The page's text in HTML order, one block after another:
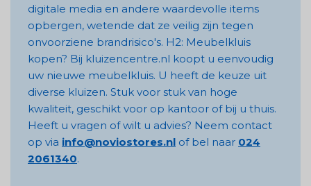
digitale media en andere waardevolle items
opbergen, wetende dat ze veilig zijn tegen
onvoorziene brandrisico's. H2: Meubelkluis
kopen? Bij kluizencentre.nl koopt u eenvoudig
uw nieuwe meubelkluis. U heeft de keuze uit
diverse kluizen. Stuk voor stuk van hoge
kwaliteit, geschikt voor op kantoor of bij u thuis.
Heeft u vragen of wilt u advies? Neem contact
op via info@noviostores.nl of bel naar 024
2061340.